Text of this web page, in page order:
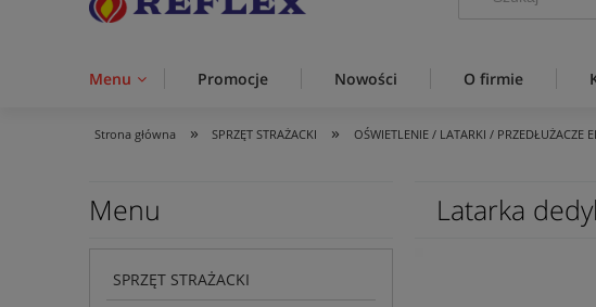
Menu Promocje Nowości O firmie
Strona główna » SPRZĘT STRAŻACKI » OŚWIETLENIE / LATARKI / PRZEDŁUŻACZE
Menu
SPRZĘT STRAŻACKI
Latarka